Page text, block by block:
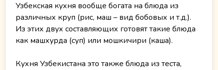
Узбекская кухня вообще богата на блюда из
различных круп (рис, маш – вид бобовых и т.д.).
Из этих двух составляющих готовят такие блюда
как машхурда (суп) или мошкичири (каша).
Кухня Узбекистана это также блюда из теста,